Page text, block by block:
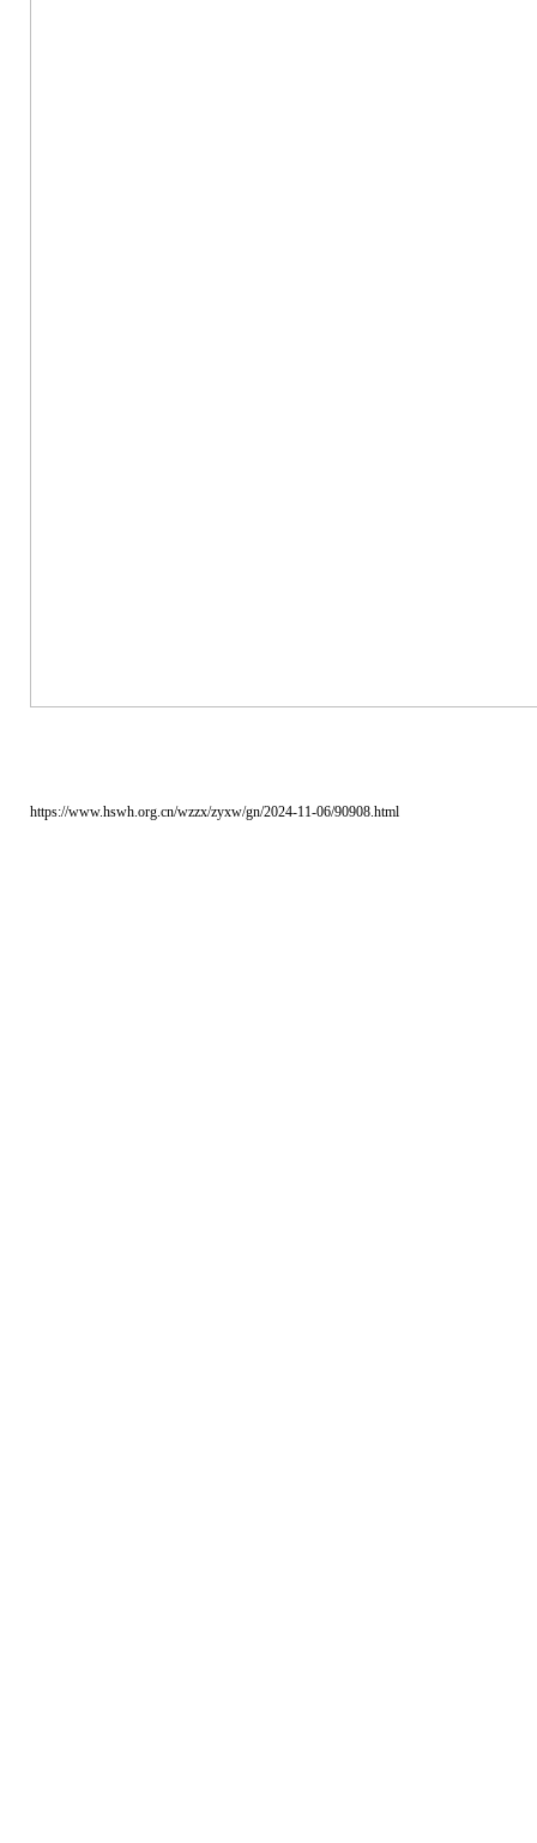
https://www.hswh.org.cn/wzzx/zyxw/gn/2024-11-06/90908.html